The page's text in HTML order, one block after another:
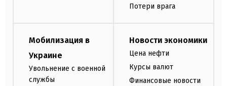
Потери врага
Мобилизация в
Украине
Увольнение с военной
службы
Новости экономики
Цена нефти
Курсы валют
Финансовые новости